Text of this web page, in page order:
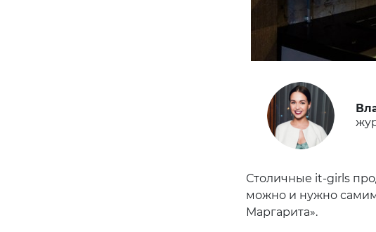
Столичные it-girls
можно и нужно
Маргарита».